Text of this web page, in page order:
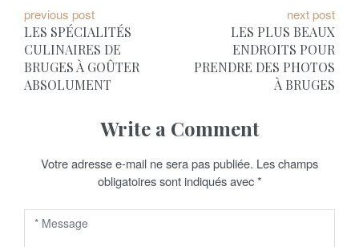
N
a
v
previous post
LES SPÉCIALITÉS
CULINAIRES DE
BRUGES À GOÛTER
ABSOLUMENT
next post
LES PLUS BEAUX
ENDROITS POUR
PRENDRE DES PHOTOS
À BRUGES
Write a Comment
Votre adresse e-mail ne sera pas publiée. Les champs
obligatoires sont indiqués avec*